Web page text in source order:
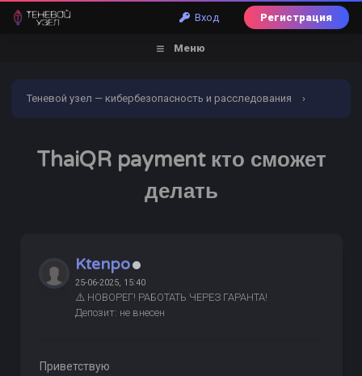
Вход Регистрация
Меню
Теневой узел — кибербезопасность и расследования ›
ThaiQR payment кто сможет
делать
Ktenpo
25-06-2025, 15:40
⚠️ НОВОРЕГ! РАБОТАТЬ ЧЕРЕЗ ГАРАНТА!
Депозит: не внесен
Приветствую